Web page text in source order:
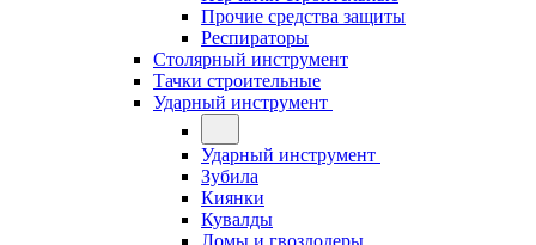
Прочие средства защиты
Респираторы
Столярный инструмент
Тачки строительные
Ударный инструмент
Ударный инструмент
Зубила
Киянки
Кувалды
Ломы и гвоздодеры